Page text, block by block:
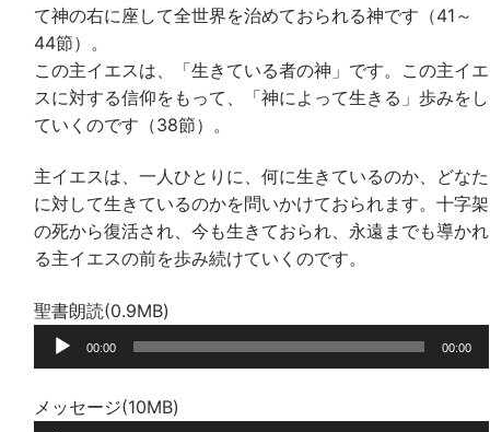
て神の右に座して全世界を治めておられる神です（41～
44節）。
この主イエスは、「生きている者の神」です。この主イエ
スに対する信仰をもって、「神によって生きる」歩みをし
ていくのです（38節）。
主イエスは、一人ひとりに、何に生きているのか、どなた
に対して生きているのかを問いかけておられます。十字架
の死から復活され、今も生きておられ、永遠までも導かれ
る主イエスの前を歩み続けていくのです。
聖書朗読(0.9MB)
声
レ
00:00 00:00
メッセージ(10MB)